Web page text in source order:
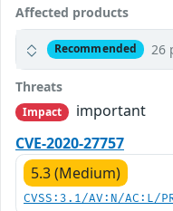
Affected products
Recommended 26
Threats
Impact
important
CVE-2020-27757
5.3 (Medium)
CVSS:3.1/AV:N/AC:L/